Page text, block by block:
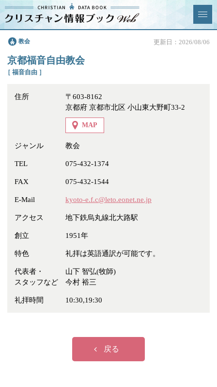
クリスチャン
情報ブックとは
News & Topics
よくあるご質問
教会
特別集会奉仕者 医療・福祉
冠婚葬祭 各種団体
教団教派
お店・企業・その他
フリーワード
教会 更新日：2026/08/06
京都福音自由教会
［ 福音自由 ］
住所
〒603-8162
京都府 京都市北区 小山東大野町33-2
MAP
ジャンル 教会
TEL 075-432-1374
FAX 075-432-1544
E-Mail kyoto-e.f.c@leto.eonet.ne.jp
アクセス 地下鉄烏丸線北大路駅
創立 1951年
特色 礼拝は英語通訳が可能です。
代表者・
スタッフなど
山下 智弘(牧師)
今村 裕三
礼拝時間 10:30,19:30
戻る